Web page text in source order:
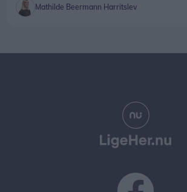
Mathilde Beermann Harritslev